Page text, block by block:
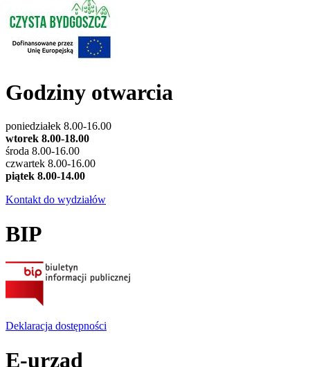
Godziny otwarcia
poniedziałek 8.00-16.00
wtorek 8.00-18.00
środa 8.00-16.00
czwartek 8.00-16.00
piątek 8.00-14.00
Kontakt do wydziałów
BIP
Deklaracja dostępności
E-urząd